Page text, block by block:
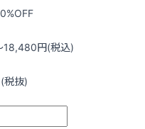
0%OFF
18,480円(税込)
税抜)